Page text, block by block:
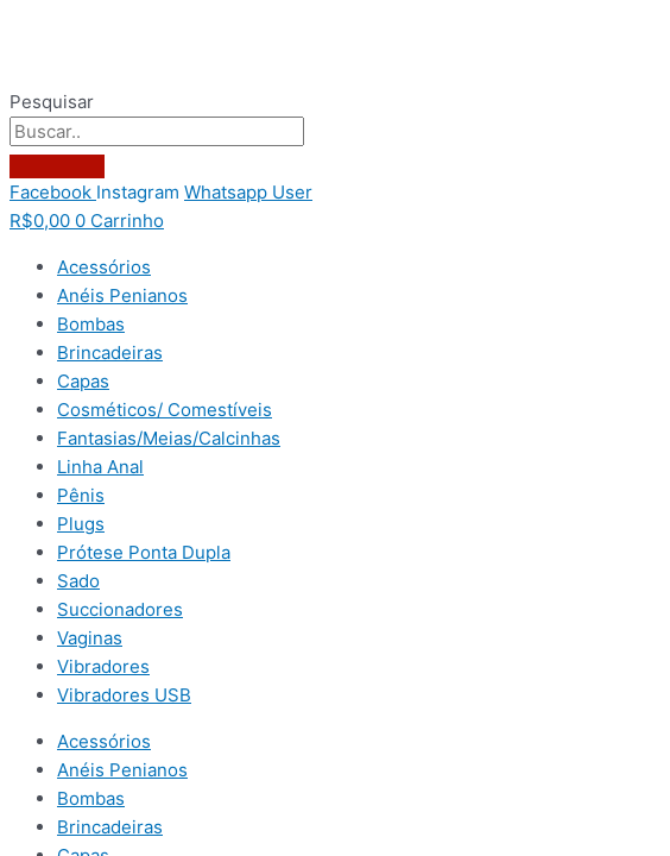
Pesquisar
Facebook Instagram Whatsapp User
R$0,00 0 Carrinho
Acessórios
Anéis Penianos
Bombas
Brincadeiras
Capas
Cosméticos/ Comestíveis
Fantasias/Meias/Calcinhas
Linha Anal
Pênis
Plugs
Prótese Ponta Dupla
Sado
Succionadores
Vaginas
Vibradores
Vibradores USB
Acessórios
Anéis Penianos
Bombas
Brincadeiras